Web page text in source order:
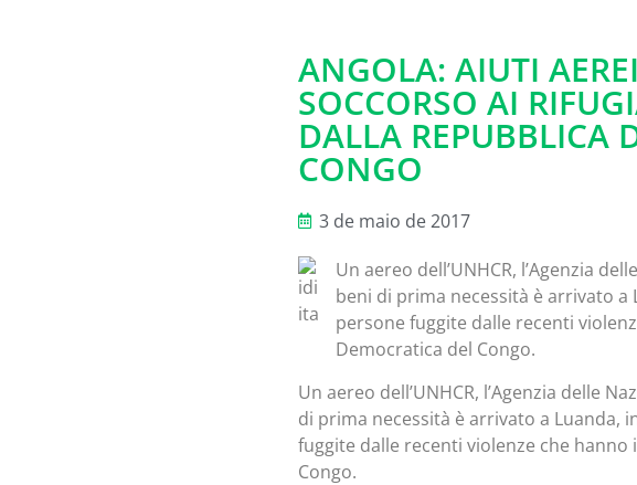
ANGOLA: AIUTI
SOCCORSO AI
DALLA REPUBBLICA
CONGO
3 de maio de 2017
Un aereo dell’UNHCR, l’Agenzia
beni di prima necessità è arrivato a
persone fuggite dalle recenti
Democratica del Congo.
Un aereo dell’UNHCR, l’Agenzia delle
di prima necessità è arrivato a Luanda,
fuggite dalle recenti violenze che
Congo.